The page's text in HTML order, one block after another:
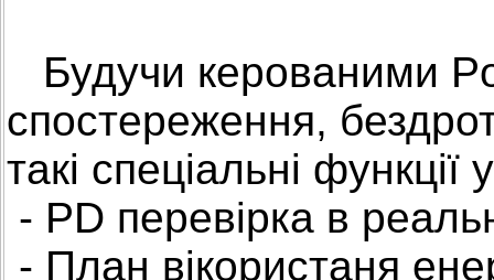
Будучи керованими
спостереження,
такі спеціальні
- PD перевірка в
- План вікористаня